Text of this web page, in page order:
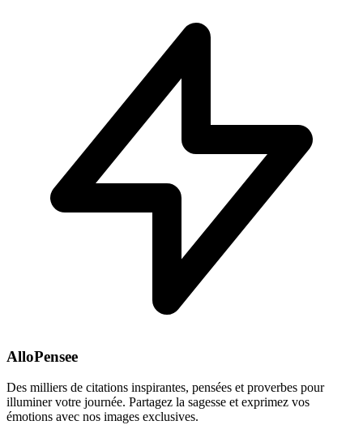
AlloPensee
Des milliers de citations inspirantes, pensées et proverbes pour
illuminer votre journée. Partagez la sagesse et exprimez vos
émotions avec nos images exclusives.